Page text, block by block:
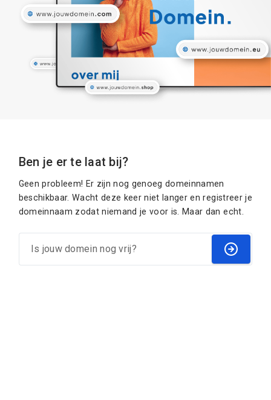
Ben je er te laat bij?
Geen probleem! Er zijn nog genoeg domeinnamen
beschikbaar. Wacht deze keer niet langer en registreer je
domeinnaam zodat niemand je voor is. Maar dan echt.